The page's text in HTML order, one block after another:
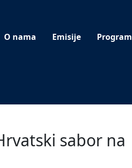
O nama Emisije Program
sabor na